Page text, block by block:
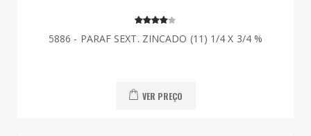
5886 - PARAF SEXT. ZINCADO (11) 1/4 X 3/4 %
VER PREÇO